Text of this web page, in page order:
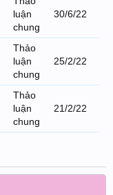
luận
chung
30/6/22
Thảo
luận
chung
25/2/22
Thảo
luận
chung
21/2/22